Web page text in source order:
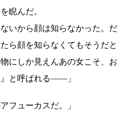
睨んだ。
ないから顔は知らなかった。だ
ら顔を知らなくてもそうだと
にしか見えんあの女こそ、お
と呼ばれる――」
フューカスだ。」